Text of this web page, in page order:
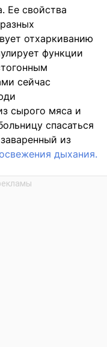
Ее свойства
отхаркиванию
функции
сейчас
сырого мяса и
спасаться
из
дыхания.